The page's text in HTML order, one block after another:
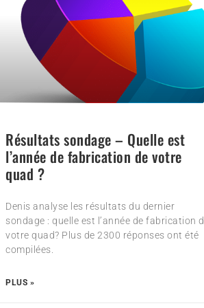
Résultats sondage – Quelle est
l’année de fabrication de votre
quad ?
Denis analyse les résultats du dernier
sondage : quelle est l’année de fabrication
votre quad? Plus de 2300 réponses ont été
compilées.
PLUS »